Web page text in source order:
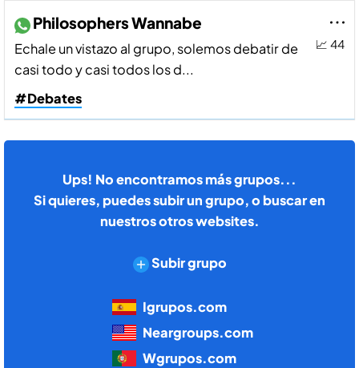
📈 44
Philosophers Wannabe
Echale un vistazo al grupo, solemos debatir de
casi todo y casi todos los d...
#Debates
Ups! No encontramos más grupos...
Si quieres, puedes subir un grupo, o buscar en
nuestros otros websites.
Subir grupo
Igrupos.com
Neargroups.com
Wgrupos.com